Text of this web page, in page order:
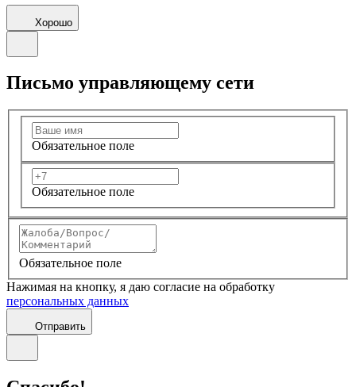
Хорошо
Письмо управляющему сети
Обязательное поле
Обязательное поле
Обязательное поле
Нажимая на кнопку, я даю согласие на обработку
персональных данных
Отправить